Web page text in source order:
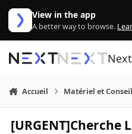
Aller au contenu
View in the app
A better way to browse.
Next
Accueil Matériel et
[URGENT]Cherche